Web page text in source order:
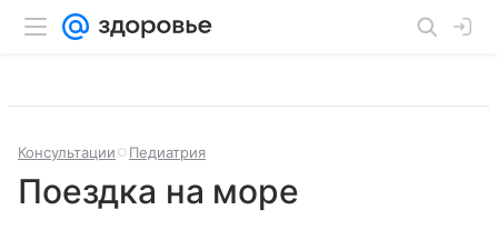
Консультации Педиатрия
Поездка на море